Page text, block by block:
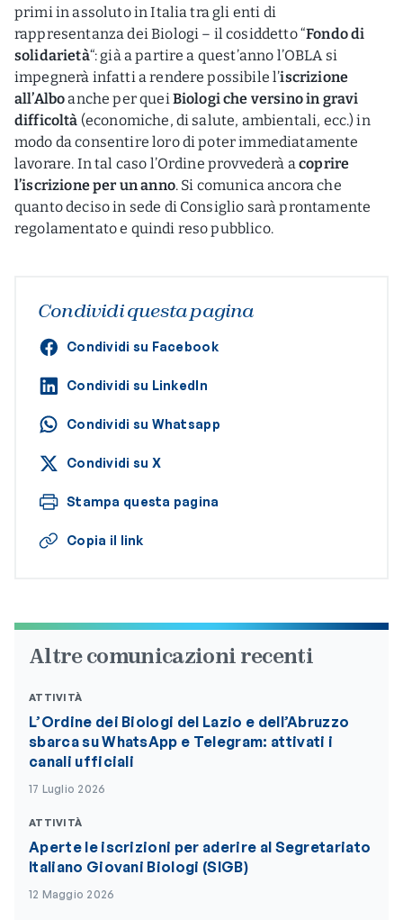
primi in assoluto in Italia tra gli enti di
rappresentanza dei Biologi – il cosiddetto “Fondo di
solidarietà“: già a partire a quest’anno l’OBLA si
impegnerà infatti a rendere possibile l’iscrizione
all’Alboanche per queiBiologi che versino in gravi
difficoltà (economiche, di salute, ambientali, ecc.) in
modo da consentire loro di poter immediatamente
lavorare. In tal caso l’Ordine provvederà acoprire
l’iscrizione per un anno. Si comunica ancora che
quanto deciso in sede di Consiglio sarà prontamente
regolamentato e quindi reso pubblico.
Condividi questa pagina
Condividi su Facebook
Condividi su LinkedIn
Condividi su Whatsapp
Condividi su X
Stampa questa pagina
Copia il link
Altre comunicazioni recenti
ATTIVITÀ
L’Ordine dei Biologi del Lazio e dell’Abruzzo
sbarca su WhatsApp e Telegram: attivati i
canali ufficiali
17 Luglio 2026
ATTIVITÀ
Aperte le iscrizioni per aderire al Segretariato
Italiano Giovani Biologi (SIGB)
12 Maggio 2026